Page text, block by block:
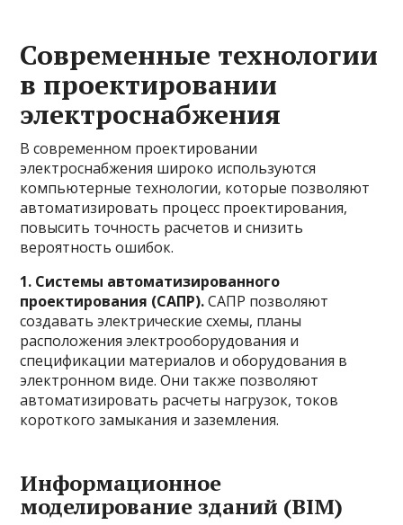
Современные технологии
в проектировании
электроснабжения
В современном проектировании
электроснабжения широко используются
компьютерные технологии, которые позволяют
автоматизировать процесс проектирования,
повысить точность расчетов и снизить
вероятность ошибок.
1. Системы автоматизированного
проектирования (САПР).САПР позволяют
создавать электрические схемы, планы
расположения электрооборудования и
спецификации материалов и оборудования в
электронном виде. Они также позволяют
автоматизировать расчеты нагрузок, токов
короткого замыкания и заземления.
Информационное
моделирование зданий (BIM)